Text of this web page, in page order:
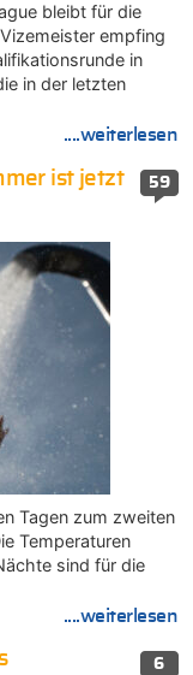
bleibt für die
empfing
in
in der letzten
....weiterlesen
59
ist jetzt
Tagen zum zweiten
Temperaturen
sind für die
....weiterlesen
6